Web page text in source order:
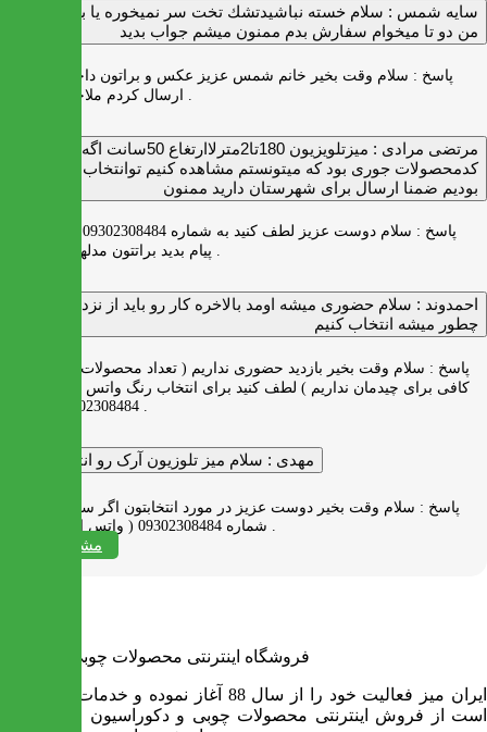
سايه شمس : سلام خسته نباشيدتشك تخت سر نميخوره يا برنميگرده
من دو تا ميخوام سفارش بدم ممنون ميشم جواب بديد
پاسخ : سلام وقت بخیر خانم شمس عزیز عکس و براتون داخل واتس اپ
مرتضی مرادی :
میزتلویزیون 180تا2مترلاارتغاع 50سانت اگه
کدمحصولات جوری بود که میتونستم مشاهده کنیم توانتخاب راحت‌تر
بودیم ضمنا ارسال برای شهرستان دارید ممنون
پاسخ :
پیام بدید براتتون مدلها رو بفرستیم .
احمدوند : سلام حضوری میشه اومد بالاخره کار رو باید از نزدیک دید
چطور میشه انتخاب کنیم
پاسخ : سلام وقت بخیر بازدید حضوری نداریم ( تعداد محصولات زیاد و فضای
کافی برای چیدمان نداریم ) لطف کنید برای انتخاب رنگ واتس اپ به شماره
مهدی : سلام میز تلوزیون آرک رو انتخاب کردم
پاسخ : سلام وقت بخیر دوست عزیز در مورد انتخابتون اگر سوالی دارید به
شماره 09302308484 ( واتس اپ ) پیام بدید .
مشاهده همه
فروشگاه اینترنتی محصولات چوبی ایران میز
ایران میز فعالیت خود را از سال 88 آغاز نموده و خدمات آن عبارت
است از فروش اینترنتی محصولات چوبی و دکوراسیون و ارسال به